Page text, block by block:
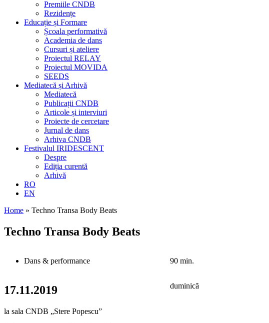
Premiile CNDB
Rezidențe
Educație și Formare
Școala performativă
Academia de dans
Cursuri și ateliere
Proiectul RELAY
Proiectul MOVIDA
SEEDS
Mediatecă și Arhivă
Mediatecă
Publicații CNDB
Articole și interviuri
Proiecte de cercetare
Jurnal de dans
Arhiva CNDB
Festivalul IRIDESCENT
Despre
Ediția curentă
Arhivă
RO
EN
Home » Techno Transa Body Beats
Techno Transa Body Beats
Dans & performance 90 min.
17.11.2019 duminică
la sala CNDB „Stere Popescu”